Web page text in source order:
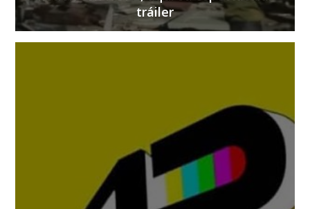
tráiler